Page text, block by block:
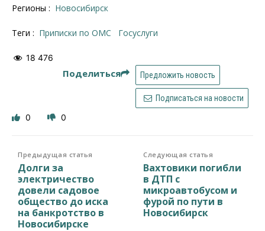
Регионы : Новосибирск
Теги : приписки по ОМС Госуслуги
18 476
Поделиться Предложить новость
Подписаться на новости
0 0
Предыдущая статья
Долги за
электричество
довели садовое
общество до иска
на банкротство в
Новосибирске
Следующая статья
Вахтовики погибли
в ДТП с
микроавтобусом и
фурой по пути в
Новосибирск